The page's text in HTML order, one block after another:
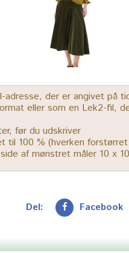
der er angivet på
eller som en Lek2-fil,
før du udskriver
til 100 % (hverken
af mønstret måler 10 x
Del: Facebook